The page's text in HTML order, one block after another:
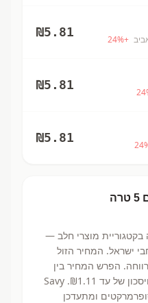
+
24%
₪5.81
24
₪5.81
24
₪5.81
טרה
בקטגוריית מוצרי חלב —
ישראל. המחיר הזול
הפרש המחיר בין
Savy
ומתעדכן